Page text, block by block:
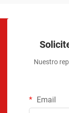
Nuestro
Email